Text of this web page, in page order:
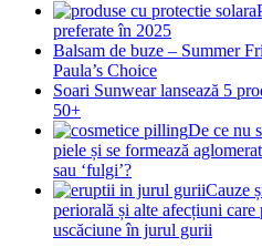
preferate în 2025
Balsam de buze – Summer
Paula’s Choice
Soari Sunwear lansează 5
50+
De ce nu
piele și se formează
sau ‘fulgi’?
Cauze
periorală și alte afecțiuni care
uscăciune în jurul gurii